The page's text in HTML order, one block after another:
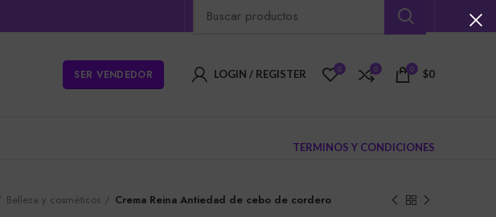
SER VENDEDOR LOGIN / REGISTER 0 0 0 $0
TERMINOS Y CONDICIONES
Belleza y cosméticos Crema Reina Antiedad de cebo de cordero